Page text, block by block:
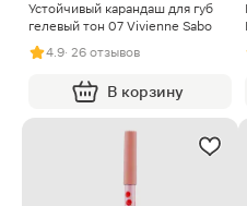
Устойчивый карандаш для губ
гелевый тон 07 Vivienne Sabo
4.9· 26 отзывов
В корзину